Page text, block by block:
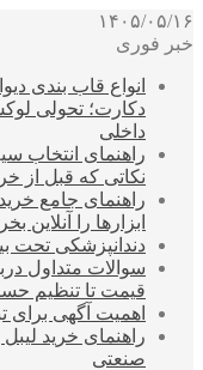
۱۴۰۵/۰۵/۱۶
خبر فوری
انواع قاب بندی
دکارت؛ تحولی
داخلی
راهنمای انتخاب
نکاتی که قبل از
راهنمای جامع
ابزارها را آنلاین
دندانپزشکی تحت
سوالات متداول
قیمت تا تنظیم
اهمیت آگهی برای
راهنمای خرید
صنعتی